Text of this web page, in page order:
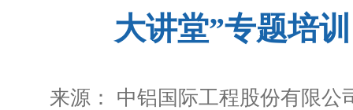
大讲堂”专题培
来源： 中铝国际工程股份有限公